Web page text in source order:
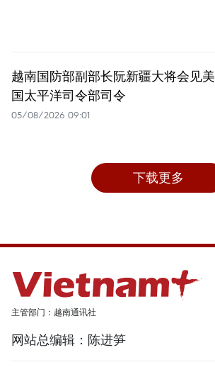
越南国防部副部长阮新疆大将会见美
国太平洋司令部司令
05/08/2026 09:01
下载更多
主管部门：越南通讯社
网站总编辑：陈进笋